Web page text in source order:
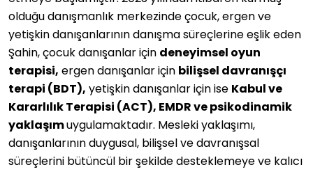
olduğu danışmanlık merkezinde çocuk, ergen ve
yetişkin danışanlarının danışma süreçlerine eşlik eden
Şahin, çocuk danışanlar için deneyimsel oyun
terapisi, ergen danışanlar için bilişsel davranışçı
terapi (BDT), yetişkin danışanlar için ise Kabul ve
Kararlılık Terapisi (ACT), EMDR ve psikodinamik
yaklaşımuygulamaktadır. Mesleki yaklaşımı,
danışanlarının duygusal, bilişsel ve davranışsal
süreçlerini bütüncül bir şekilde desteklemeye ve kalıcı